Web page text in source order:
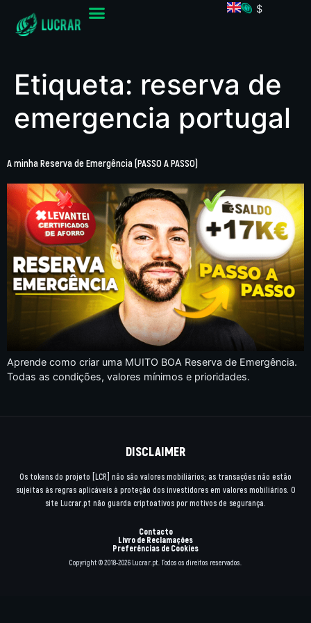
$
Etiqueta: reserva de
emergencia portugal
A minha Reserva de Emergência (PASSO A PASSO)
Aprende como criar uma MUITO BOA Reserva de Emergência.
Todas as condições, valores mínimos e prioridades.
DISCLAIMER
Os tokens do projeto [LCR] não são valores mobiliários; as transações não estão
sujeitas às regras aplicáveis à proteção dos investidores em valores mobiliários. O
site Lucrar.pt não guarda criptoativos por motivos de segurança.
Contacto
Livro de Reclamações
Preferências de Cookies
Copyright © 2018-2026 Lucrar.pt. Todos os direitos reservados.